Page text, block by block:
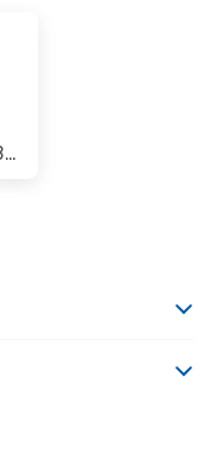
TUI Airlines Belgium